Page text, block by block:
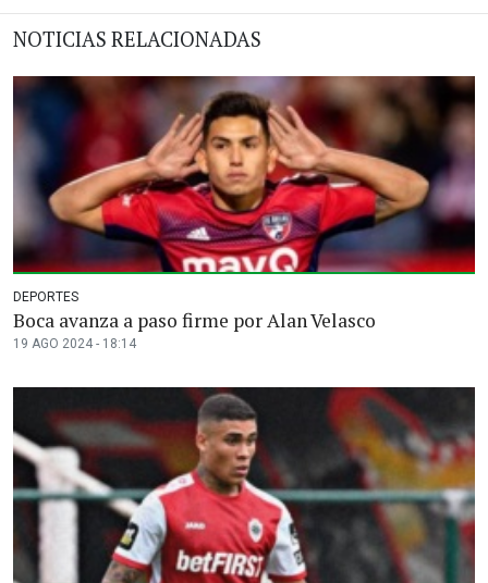
NOTICIAS RELACIONADAS
DEPORTES
Boca avanza a paso firme por Alan Velasco
19 AGO 2024 - 18:14